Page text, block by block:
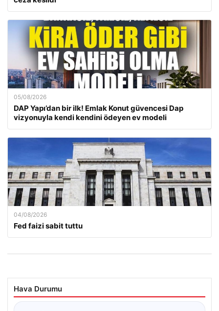
05/08/2026
DAP Yapı’dan bir ilk! Emlak Konut güvencesi Dap
vizyonuyla kendi kendini ödeyen ev modeli
04/08/2026
Fed faizi sabit tuttu
Hava Durumu